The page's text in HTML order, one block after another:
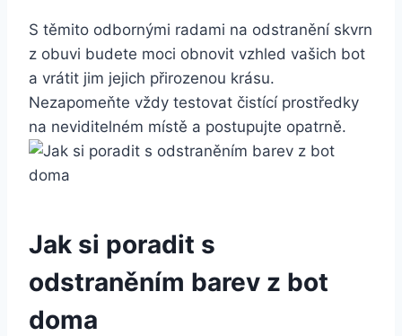
S​ těmito ​odbornými​ radami na odstranění skvrn
z obuvi budete ⁤moci obnovit vzhled⁢ vašich bot
a vrátit⁣ jim jejich přirozenou krásu.
Nezapomeňte⁣ vždy testovat čistící prostředky
na neviditelném místě a postupujte opatrně.
Jak si poradit s
odstraněním barev​ z‌ bot
doma